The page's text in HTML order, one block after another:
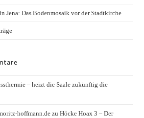
Jena: Das Bodenmosaik vor der Stadtkirche
– heizt die Saale zukünftig die
hoffmann.de zuHöcke Hoax 3 – Der